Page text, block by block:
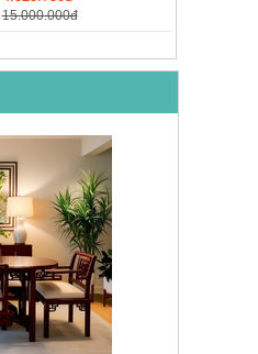
15.000.000đ
BỘ BÀN TRÀ GỖ TỰ NHIÊN
PHONG CÁCH TRUNG HOA
KIỂU MỚI...
Mã sp: BT138.80
20.250.000đ
39.150.000đ